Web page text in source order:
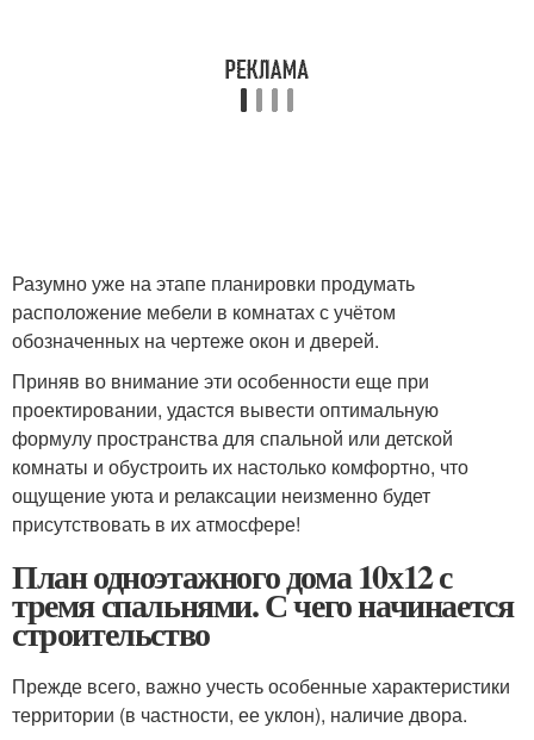
Разумно уже на этапе планировки продумать
расположение мебели в комнатах с учётом
обозначенных на чертеже окон и дверей.
Приняв во внимание эти особенности еще при
проектировании, удастся вывести оптимальную
формулу пространства для спальной или детской
комнаты и обустроить их настолько комфортно, что
ощущение уюта и релаксации неизменно будет
присутствовать в их атмосфере!
План одноэтажного дома 10х12 с
тремя спальнями. С чего начинается
строительство
Прежде всего, важно учесть особенные характеристики
территории (в частности, ее уклон), наличие двора.